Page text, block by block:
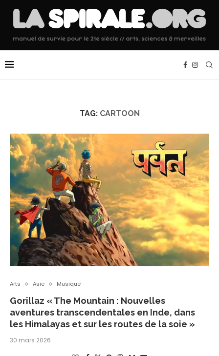
TAG: CARTOON
Arts Asie Musique
Gorillaz « The Mountain : Nouvelles
aventures transcendentales en Inde, dans
les Himalayas et sur les routes de la soie »
30 mars 2026